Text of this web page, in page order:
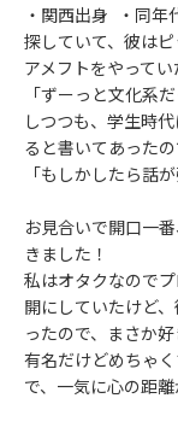
・関西出身 ・同
探していて、彼は
アメフトをやってい
「ずーっと文化系
しつつも、学生時
ると書いてあった
「もしかしたら話
お見合いで開口一
きました！
私はオタクなので
開にしていたけど
ったので、まさか
有名だけどめちゃ
で、一気に心の距